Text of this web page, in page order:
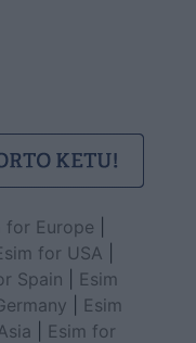
for Europe
for USA
Spain
Esim
Esim
Esim for